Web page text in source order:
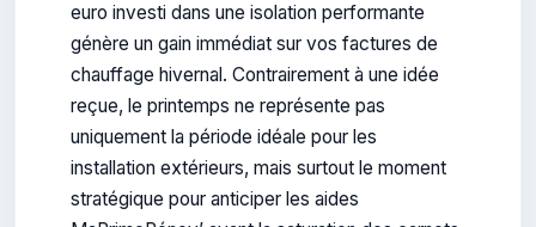
euro investi dans une isolation performante
génère un gain immédiat sur vos factures de
chauffage hivernal. Contrairement à une idée
reçue, le printemps ne représente pas
uniquement la période idéale pour les
installation extérieurs, mais surtout le moment
stratégique pour anticiper les aides